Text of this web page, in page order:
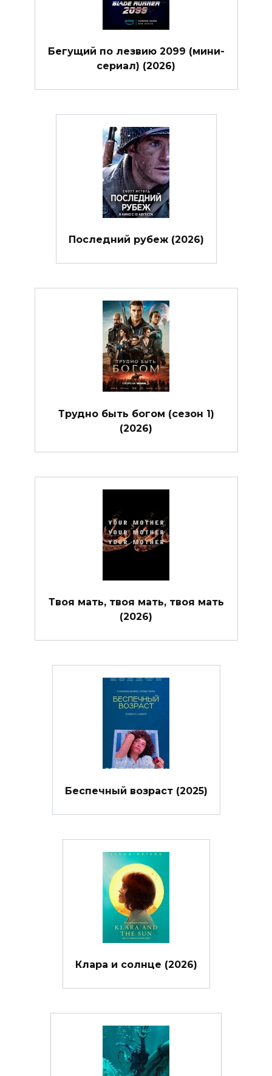
Бегущий по лезвию 2099 (мини-
сериал) (2026)
Последний рубеж (2026)
Трудно быть богом (сезон 1)
(2026)
Твоя мать, твоя мать, твоя мать
(2026)
Беспечный возраст (2025)
Клара и солнце (2026)